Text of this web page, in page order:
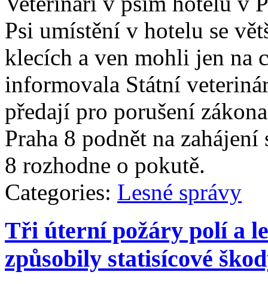
Psi umístění v hotelu se
klecích a ven mohli jen na
informovala Státní
předají pro porušení
Praha 8 podnět na
8 rozhodne o pokutě.
Categories: Lesné správy
Tři úterní požáry polí a
způsobily statisícové